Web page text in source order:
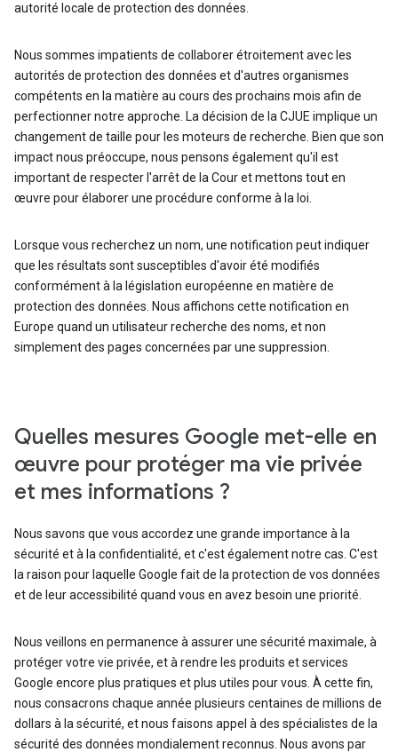
autorité locale de protection des données.
Nous sommes impatients de collaborer étroitement avec les
autorités de protection des données et d'autres organismes
compétents en la matière au cours des prochains mois afin de
perfectionner notre approche. La décision de la CJUE implique un
changement de taille pour les moteurs de recherche. Bien que son
impact nous préoccupe, nous pensons également qu'il est
important de respecter l'arrêt de la Cour et mettons tout en
œuvre pour élaborer une procédure conforme à la loi.
Lorsque vous recherchez un nom, une notification peut indiquer
que les résultats sont susceptibles d'avoir été modifiés
conformément à la législation européenne en matière de
protection des données. Nous affichons cette notification en
Europe quand un utilisateur recherche des noms, et non
simplement des pages concernées par une suppression.
Quelles mesures Google met-elle en
œuvre pour protéger ma vie privée
et mes informations ?
Nous savons que vous accordez une grande importance à la
sécurité et à la confidentialité, et c'est également notre cas. C'est
la raison pour laquelle Google fait de la protection de vos données
et de leur accessibilité quand vous en avez besoin une priorité.
Nous veillons en permanence à assurer une sécurité maximale, à
protéger votre vie privée, et à rendre les produits et services
Google encore plus pratiques et plus utiles pour vous. À cette fin,
nous consacrons chaque année plusieurs centaines de millions de
dollars à la sécurité, et nous faisons appel à des spécialistes de la
sécurité des données mondialement reconnus. Nous avons par